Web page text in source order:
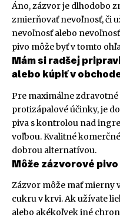
Áno, zázvor je dlhodobo
zmierňovať nevoľnosť, či
nevoľnosť alebo
pivo môže byť v tomto
Mám si radšej
alebo kúpiť v
Pre maximálne
protizápalové účinky, je
piva s kontrolou nad
voľbou. Kvalitné
dobrou alternatívou.
Môže zázvorové
Zázvor môže mať mierny
cukru v krvi. Ak užívate
alebo akékoľvek iné